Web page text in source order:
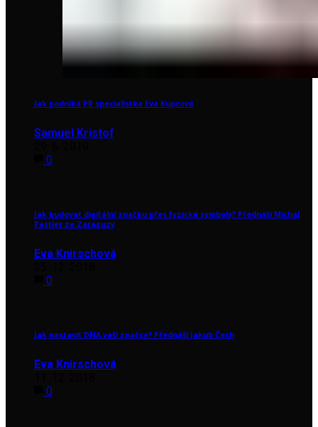
Jak podniká PR specialistka Eva Kupcová
Samuel Kristof
0
Jak budovat digitální značku přes fyzické symboly? Přednáší Michal
Pastier ze Zaraguzy
Eva Knirschová
0
Jak nastavit DNA vaší značce? Přednáší Jakub Čech
Eva Knirschová
0